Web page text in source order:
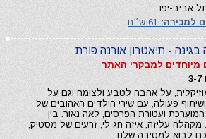
אביב-יפו
למכירה:
- תיאטרון אורנה פורת
מיוחדים למבקרי האתר
על אהבה לטבע ולצומח וגם על
פעולה, עם שירי הילדים האהובים של
המוערכת ועטורת הפרסים, לאה נאור. בין
מקהלה עליזה, איזה חג לי, זרעים של מסטיק,
לבוא למסיבה שלנו...